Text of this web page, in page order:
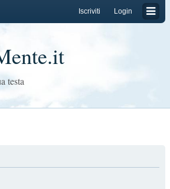
Login
Iscriviti
testa